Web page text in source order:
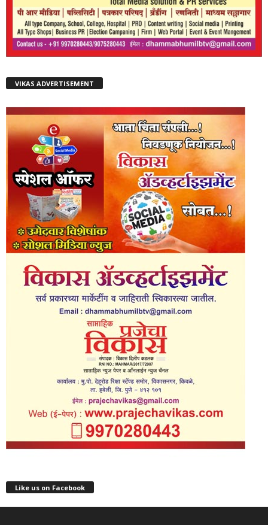
VIKAS ADVERTISEMENT
Like us on Facebook